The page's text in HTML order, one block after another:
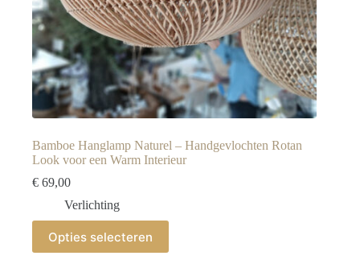
Bamboe Hanglamp Naturel – Handgevlochten Rotan
Look voor een Warm Interieur
€ 69,00
Verlichting
Opties selecteren
Dit
product
heeft